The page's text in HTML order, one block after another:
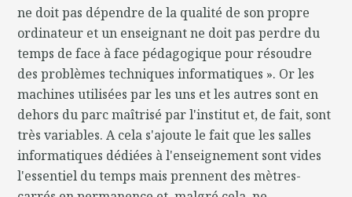
ne doit pas dépendre de la qualité de son propre
ordinateur et un enseignant ne doit pas perdre du
temps de face à face pédagogique pour résoudre
des problèmes techniques informatiques ». Or les
machines utilisées par les uns et les autres sont en
dehors du parc maîtrisé par l'institut et, de fait, sont
très variables. A cela s'ajoute le fait que les salles
informatiques dédiées à l'enseignement sont vides
l'essentiel du temps mais prennent des mètres-